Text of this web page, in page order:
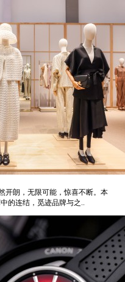
开朗，无限可能，惊喜不断。本
的连结，觅迹品牌与之..